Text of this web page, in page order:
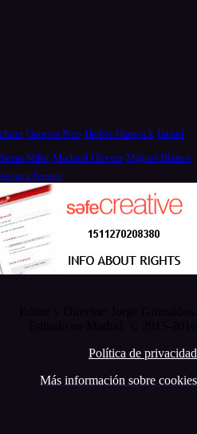
Georvis Pico Herbie Hancock Israel
Miller Michael Olivera Miguel Blanco
Ferreiro
Política de privacidad
Más información sobre cookies